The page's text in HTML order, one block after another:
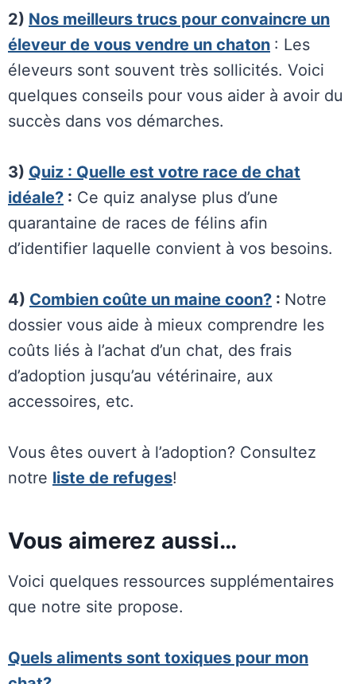
2) Nos meilleurs trucs pour convaincre un
éleveur de vous vendre un chaton : Les
éleveurs sont souvent très sollicités. Voici
quelques conseils pour vous aider à avoir du
succès dans vos démarches.
3) Quiz : Quelle est votre race de chat
idéale? : Ce quiz analyse plus d’une
quarantaine de races de félins afin
d’identifier laquelle convient à vos besoins.
4) Combien coûte un maine coon? : Notre
dossier vous aide à mieux comprendre les
coûts liés à l’achat d’un chat, des frais
d’adoption jusqu’au vétérinaire, aux
accessoires, etc.
Vous êtes ouvert à l’adoption? Consultez
notre liste de refuges!
Vous aimerez aussi…
Voici quelques ressources supplémentaires
que notre site propose.
Quels aliments sont toxiques pour mon